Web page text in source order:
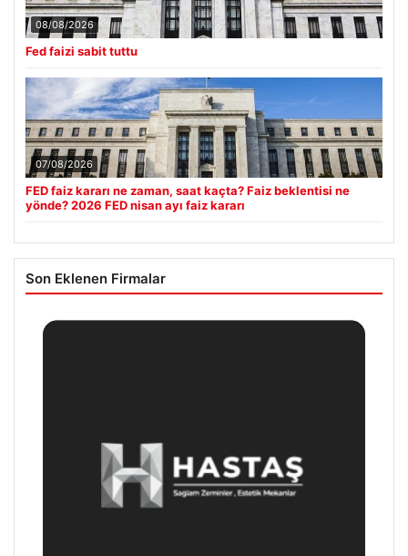
08/08/2026
Fed faizi sabit tuttu
07/08/2026
FED faiz kararı ne zaman, saat kaçta? Faiz beklentisi ne
yönde? 2026 FED nisan ayı faiz kararı
Son Eklenen Firmalar